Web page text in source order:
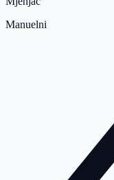
Manuelni